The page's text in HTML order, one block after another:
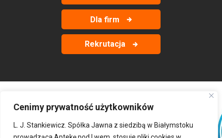
Cenimy prywatność użytkowników
L. J. Stankiewicz. Spółka Jawna z siedzibą w Białymstoku
Dla firm
Rekrutacja
‹